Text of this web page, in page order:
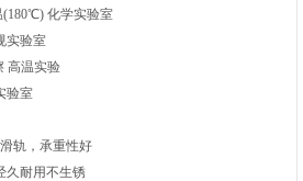
(180℃) 化学实验室
实验室
高温实验
验室‌
轨，承重性好
久耐用不生锈